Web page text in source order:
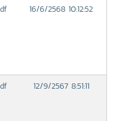
16/6/2568 10:12:52
12/9/2567 8:51:11